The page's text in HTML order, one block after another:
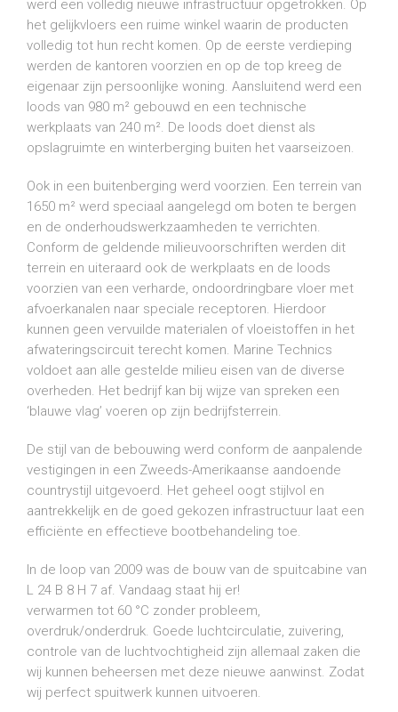
werd een volledig nieuwe infrastructuur opgetrokken. Op
het gelijkvloers een ruime winkel waarin de producten
volledig tot hun recht komen. Op de eerste verdieping
werden de kantoren voorzien en op de top kreeg de
eigenaar zijn persoonlijke woning. Aansluitend werd een
loods van 980 m² gebouwd en een technische
werkplaats van 240 m². De loods doet dienst als
opslagruimte en winterberging buiten het vaarseizoen.
Ook in een buitenberging werd voorzien. Een terrein van
1650 m² werd speciaal aangelegd om boten te bergen
en de onderhoudswerkzaamheden te verrichten.
Conform de geldende milieuvoorschriften werden dit
terrein en uiteraard ook de werkplaats en de loods
voorzien van een verharde, ondoordringbare vloer met
afvoerkanalen naar speciale receptoren. Hierdoor
kunnen geen vervuilde materialen of vloeistoffen in het
afwateringscircuit terecht komen. Marine Technics
voldoet aan alle gestelde milieu eisen van de diverse
overheden. Het bedrijf kan bij wijze van spreken een
‘blauwe vlag’ voeren op zijn bedrijfsterrein.
De stijl van de bebouwing werd conform de aanpalende
vestigingen in een Zweeds-Amerikaanse aandoende
countrystijl uitgevoerd. Het geheel oogt stijlvol en
aantrekkelijk en de goed gekozen infrastructuur laat een
efficiënte en effectieve bootbehandeling toe.
In de loop van 2009 was de bouw van de spuitcabine van
L 24 B 8 H 7 af. Vandaag staat hij er!
verwarmen tot 60 °C zonder probleem,
overdruk/onderdruk. Goede luchtcirculatie, zuivering,
controle van de luchtvochtigheid zijn allemaal zaken die
wij kunnen beheersen met deze nieuwe aanwinst. Zodat
wij perfect spuitwerk kunnen uitvoeren.